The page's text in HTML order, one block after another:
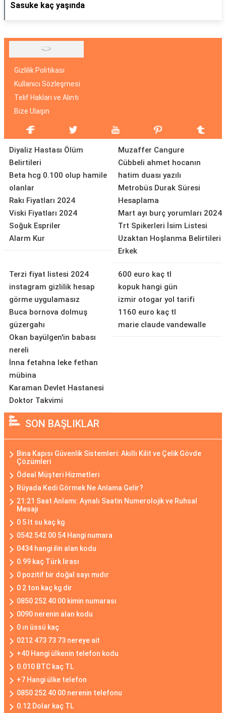
Sasuke kaç yaşında
Gizlilik Politikası
Kullanıcı Sözleşmesi
Telif Hakları ve Alıntı
Bize Ulaşın
Diyaliz Hastası Ölüm
Belirtileri
Beta hcg 0.100 olup hamile
olanlar
Rakı Fiyatları 2024
Viski Fiyatları 2024
Soğuk Espriler
Alarm Kur
Muzaffer Cangure
Cübbeli ahmet hocanın
hatim duası yazılı
Metrobüs Durak Süresi
Hesaplama
Mart ayı burç yorumları 2024
Trt Spikerleri İsim Listesi
Uzaktan Hoşlanma Belirtileri
Erkek
Terzi fiyat listesi 2024
instagram gizlilik hesap
görme uygulamasız
Buca bornova dolmuş
güzergahı
Okan bayülgen'in babası
nereli
İnna fetahna leke fethan
mübina
Karaman Devlet Hastanesi
Doktor Takvimi
600 euro kaç tl
kopuk hangi gün
izmir otogar yol tarifi
1160 euro kaç tl
marie claude vandewalle
SON BAŞLIKLAR
Bina Kapısı Güvenlik Sistemleri: Akıllı Kilit ve Çelik Gövde
Çözümleri
Ödeal Müşteri Hizmetleri
Rüyada Kedi Görmek Ne Anlama Gelir?
21:21 Saat Anlamı: Aynalı Saatin Numerolojik ve Ruhsal
Mesajı
0 5 lt su kaç kg
0542 542 00 54 Hangi numara
0434 hangi ilin alan kodu
0.99 kaç Türk lirası
0 pozitif bir doğal sayı mıdır
0 2 ton kaç kg dir
0850 252 40 00 kimin numarası
0090 nerenin alan kodu
0 ın üssü kaç
0212 473 73 73 nereye ait
+40 Hangi ülkenin telefon kodu
0.010 BTC kaç TL
+7 Hangi ülke telefon
0850 252 40 00 nerenin telefonu
0.12 Dolar kaç TL